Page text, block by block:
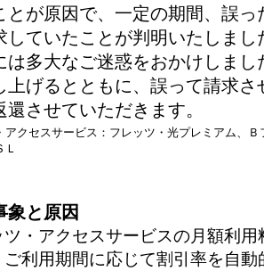
とが原因で、一定の期間、誤っ
していたことが判明いたしまし
多大なご迷惑をおかけしまし
上げるとともに、誤って請求さ
還させていただきます。
アクセスサービス：フレッツ・光プレミアム、Ｂ
象と原因
・アクセスサービスの月額利用
ご利用期間に応じて割引率を自動